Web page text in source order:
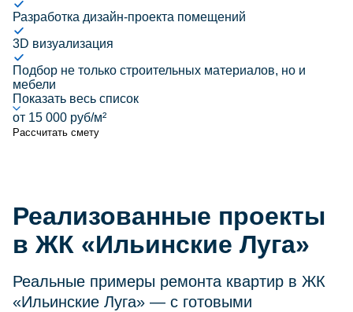
Разработка дизайн-проекта помещений
3D визуализация
Подбор не только строительных материалов, но и
мебели
Показать весь список
от 15 000 руб/м²
Рассчитать смету
Реализованные проекты
в ЖК «Ильинские Луга»
Реальные примеры ремонта квартир в ЖК
«Ильинские Луга» — с готовыми